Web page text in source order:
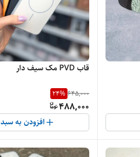
قاب PVD مک سیف دار
645,000
24%
488,000
افزودن به سبد